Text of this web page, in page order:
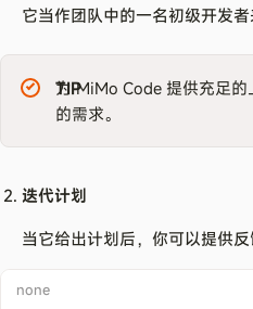
它当作团队中的一名初级开发者
TIP
为 MiMo Code 提供充足
的需求。
迭代计划
当它给出计划后，你可以提供反
none